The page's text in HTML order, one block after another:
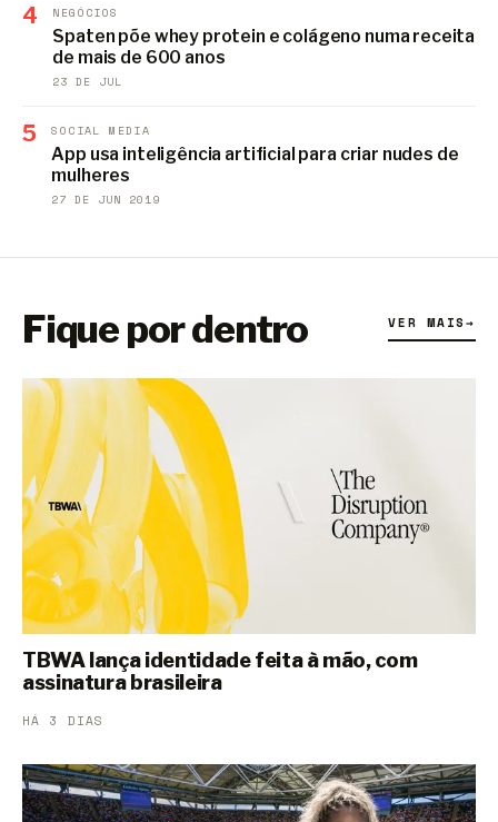
4 NEGÓCIOS
Spaten põe whey protein e colágeno numa receita
de mais de 600 anos
23 DE JUL
5 SOCIAL MEDIA
App usa inteligência artificial para criar nudes de
mulheres
27 DE JUN 2019
Fique por dentro VER MAIS→
TBWA lança identidade feita à mão, com
assinatura brasileira
HÁ 3 DIAS